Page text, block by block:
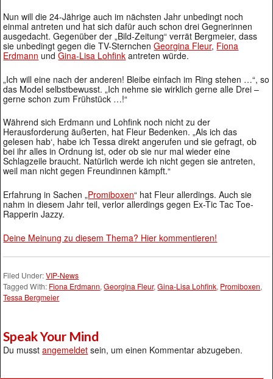
Nun will die 24-Jährige auch im nächsten Jahr unbedingt noch
einmal antreten und hat sich dafür auch schon drei Gegnerinnen
ausgedacht. Gegenüber der „Bild-Zeitung“ verrät Bergmeier, dass
sie unbedingt gegen die TV-SternchenGeorgina Fleur, Fiona
Erdmann undGina-Lisa Lohfink antreten würde.
„Ich will eine nach der anderen! Bleibe einfach im Ring stehen …“, so
das Model selbstbewusst. „Ich nehme sie wirklich gerne alle Drei –
gerne schon zum Frühstück …!“
Während sich Erdmann und Lohfink noch nicht zu der
Herausforderung äußerten, hat Fleur Bedenken. „Als ich das
gelesen hab‘, habe ich Tessa direkt angerufen und sie gefragt, ob
bei ihr alles in Ordnung ist, oder ob sie nur mal wieder eine
Schlagzeile braucht. Natürlich werde ich nicht gegen sie antreten,
weil man nicht gegen Freundinnen kämpft.“
Erfahrung in Sachen „Promiboxen“ hat Fleur allerdings. Auch sie
nahm in diesem Jahr teil, verlor allerdings gegen Ex-Tic Tac Toe-
Rapperin Jazzy.
Deine Meinung zu diesem Thema? Hier kommentieren!
Filed Under:VIP-News
Tagged With: Fiona Erdmann,Georgina Fleur,Gina-Lisa Lohfink, Promiboxen,
Tessa Bergmeier
Speak Your Mind
Du musstangemeldet sein, um einen Kommentar abzugeben.